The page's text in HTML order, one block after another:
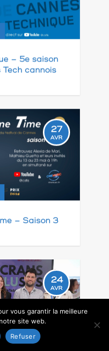
– 5e saison
cannois
27
AVR
– Saison 3
24
AVR
vous garantir la meilleure
site web.
Refuser